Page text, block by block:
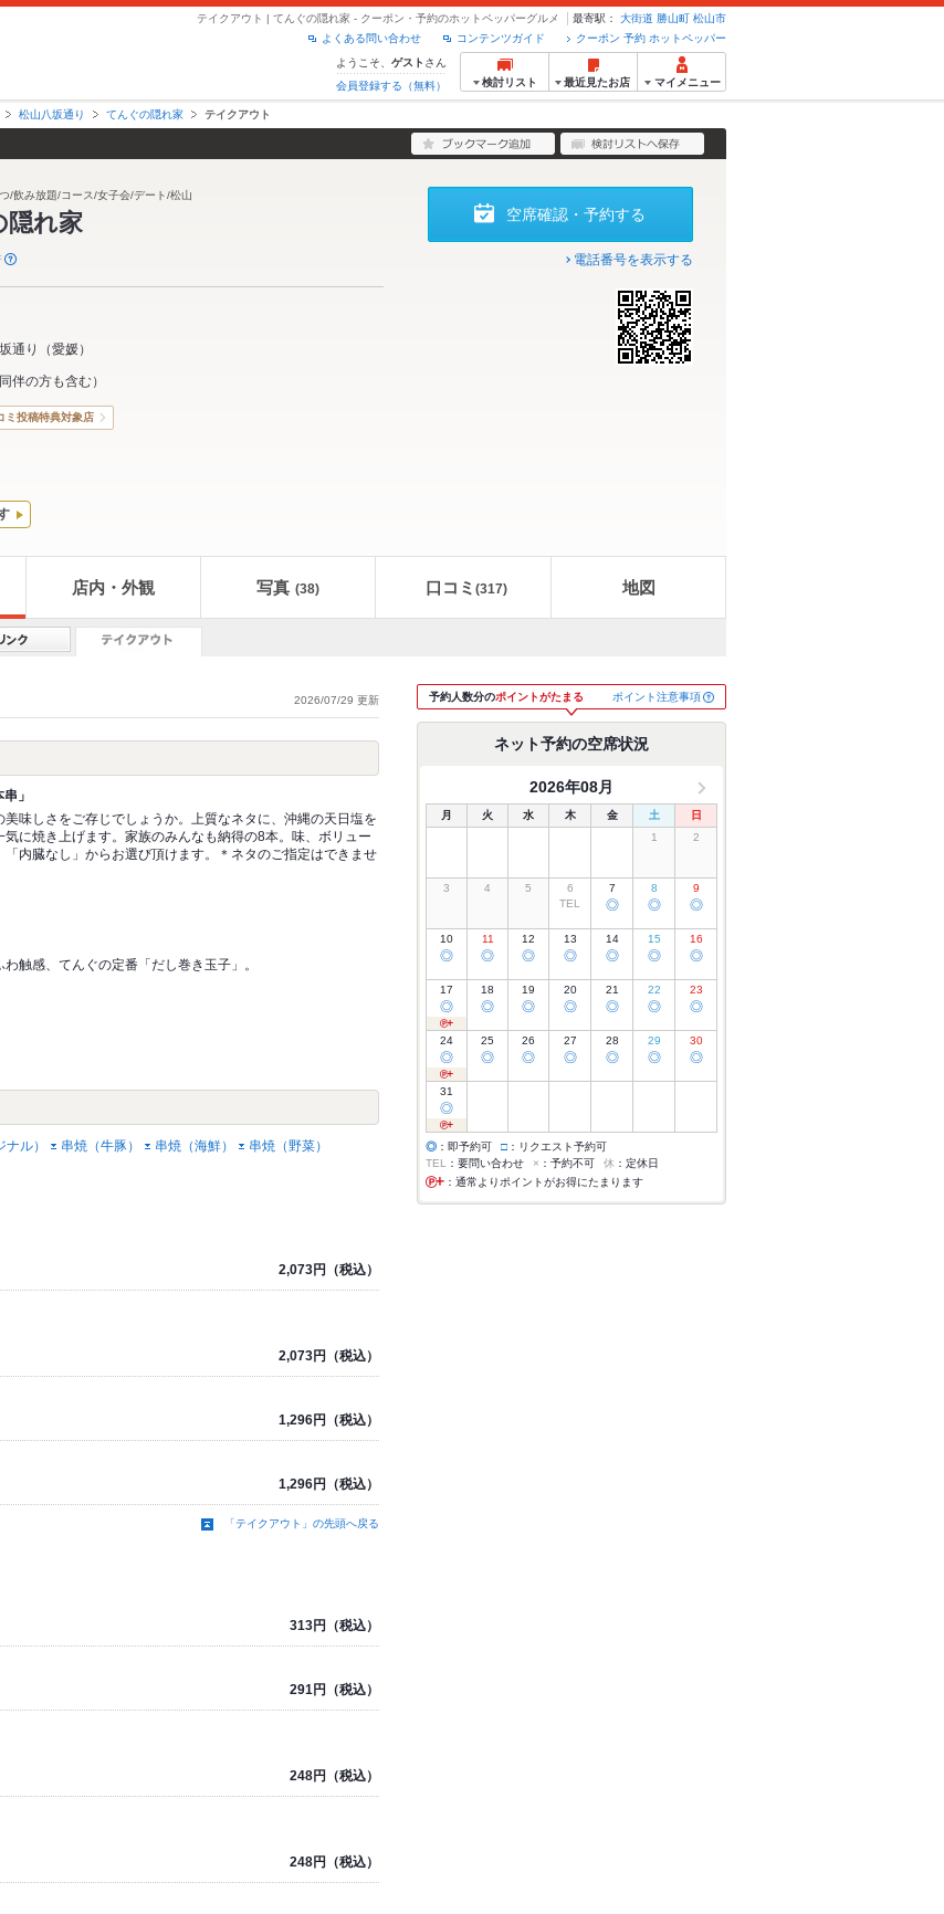
テイクアウト | てんぐの隠れ家 - クーポン・予約のホットペッパーグルメ 最寄駅： 大街道 勝山町 松山市
クーポン 予約 ホットペッパー
コンテンツガイド
よくある問い合わせ
ようこそ、 ゲスト さん
会員登録する（無料）
検討リスト 最近見たお店 マイメニュー
松山八坂通り てんぐの隠れ家 テイクアウト
/飲み放題/コース/女子会/デート/松山
れ家
通り （愛媛）
伴の方も含む）
空席確認・予約する
電話番号を表示する
ミ投稿特典対象店
店内・外観 写真 (38) 口コミ (317) 地図
2026/07/29 更新
」
味しさをご存じでしょうか。上質なネタに、沖縄の天日塩を
に焼き上げます。家族のみんなも納得の8本。味、ボリュー
内臓なし」からお選び頂けます。＊ネタのご指定はできませ
触感、てんぐの定番「だし巻き玉子」。
ル） 串焼（牛豚） 串焼（海鮮）
串焼（野菜）
2,073円（税込）
2,073円（税込）
1,296円（税込）
1,296円（税込）
「テイクアウト」の先頭へ戻る
313円（税込）
291円（税込）
248円（税込）
248円（税込）
予約人数分のポイントがたまる ポイント注意事項
ネット予約の空席状況
2026年08月
月 火 水 木 金 土
日
1
2
3 4 5
6
TEL
7
◎
8
◎
9
◎
10
◎
11
◎
12
◎
13
◎
14
◎
15
◎
16
◎
17
◎
18
◎
19
◎
20
◎
21
◎
22
◎
23
◎
24
◎
25
◎
26
◎
27
◎
28
◎
29
◎
30
◎
31
◎
◎ ：即予約可 □ ：リクエスト予約可
TEL
：要問い合わせ × ：予約不可 休 ：定休日
：通常よりポイントがお得にたまります